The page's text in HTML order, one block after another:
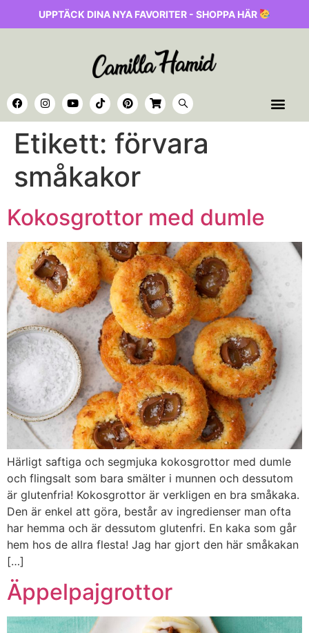
UPPTÄCK DINA NYA FAVORITER - SHOPPA HÄR
Etikett: förvara
småkakor
Kokosgrottor med dumle
Härligt saftiga och segmjuka kokosgrottor med dumle
och flingsalt som bara smälter i munnen och dessutom
är glutenfria! Kokosgrottor är verkligen en bra småkaka.
Den är enkel att göra, består av ingredienser man ofta
har hemma och är dessutom glutenfri. En kaka som går
hem hos de allra flesta! Jag har gjort den här småkakan
[…]
Äppelpajgrottor